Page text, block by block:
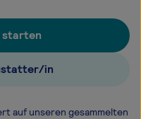
starten
in
auf unseren gesammelten